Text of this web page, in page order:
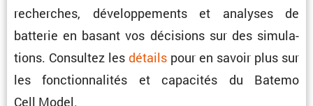
recherches, dévelop­pe­ments et analyses de
batterie en basant vos décisions sur des simula­
tions. Consultez les détails pour en savoir plus sur
les fonction­na­lités et capacités du Batemo
Cell Model.